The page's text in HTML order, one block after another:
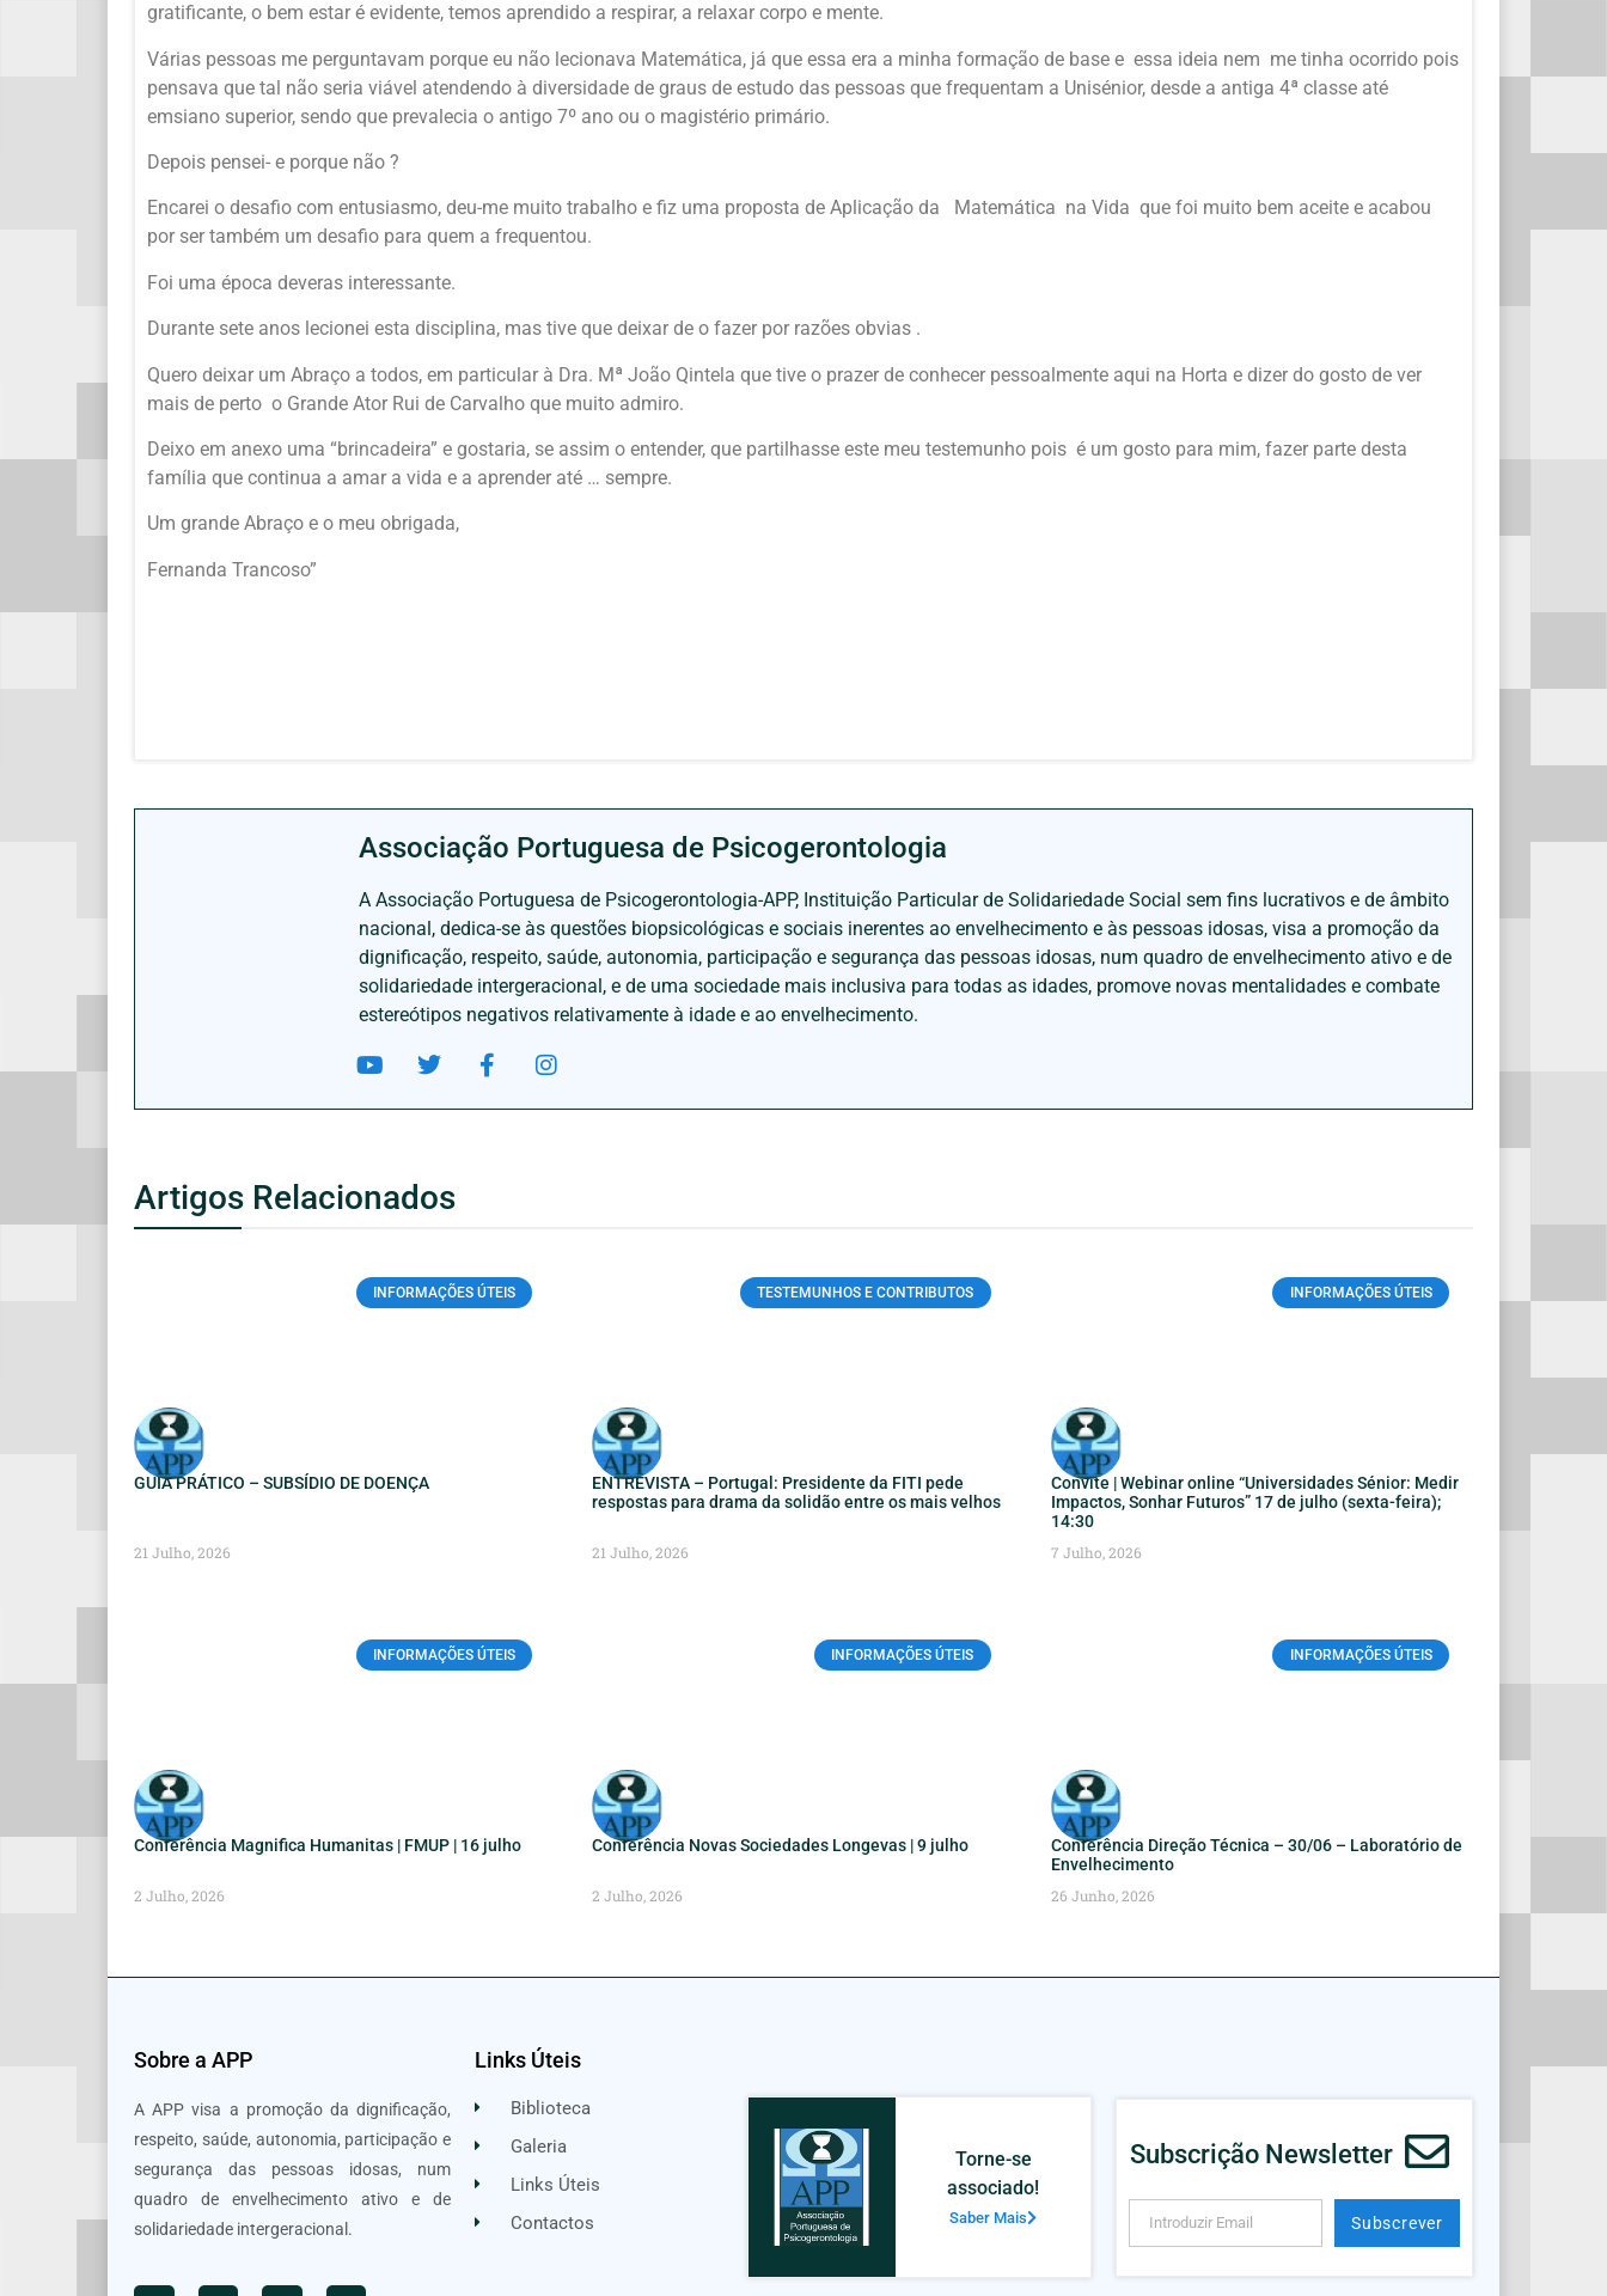
gratificante, o bem estar é evidente, temos aprendido a respirar, a relaxar corpo e mente.
Várias pessoas me perguntavam porque eu não lecionava Matemática, já que essa era a minha formação de base e essa ideia nem me tinha ocorrido pois
pensava que tal não seria viável atendendo à diversidade de graus de estudo das pessoas que frequentam a Unisénior, desde a antiga 4ª classe até
emsiano superior, sendo que prevalecia o antigo 7º ano ou o magistério primário.
Depois pensei- e porque não ?
Encarei o desafio com entusiasmo, deu-me muito trabalho e fiz uma proposta de Aplicação da Matemática na Vida que foi muito bem aceite e acabou
por ser também um desafio para quem a frequentou.
Foi uma época deveras interessante.
Durante sete anos lecionei esta disciplina, mas tive que deixar de o fazer por razões obvias .
Quero deixar um Abraço a todos, em particular à Dra. Mª João Qintela que tive o prazer de conhecer pessoalmente aqui na Horta e dizer do gosto de ver
mais de perto o Grande Ator Rui de Carvalho que muito admiro.
Deixo em anexo uma “brincadeira” e gostaria, se assim o entender, que partilhasse este meu testemunho pois é um gosto para mim, fazer parte desta
família que continua a amar a vida e a aprender até … sempre.
Um grande Abraço e o meu obrigada,
Fernanda Trancoso”
Associação Portuguesa de Psicogerontologia
A Associação Portuguesa de Psicogerontologia-APP, Instituição Particular de Solidariedade Social sem fins lucrativos e de âmbito
nacional, dedica-se às questões biopsicológicas e sociais inerentes ao envelhecimento e às pessoas idosas, visa a promoção da
dignificação, respeito, saúde, autonomia, participação e segurança das pessoas idosas, num quadro de envelhecimento ativo e de
solidariedade intergeracional, e de uma sociedade mais inclusiva para todas as idades, promove novas mentalidades e combate
estereótipos negativos relativamente à idade e ao envelhecimento.
Artigos Relacionados
INFORMAÇÕES ÚTEIS
GUIA PRÁTICO – SUBSÍDIO DE DOENÇA
21 Julho, 2026
TESTEMUNHOS E CONTRIBUTOS
ENTREVISTA – Portugal: Presidente da FITI pede
respostas para drama da solidão entre os mais velhos
21 Julho, 2026
INFORMAÇÕES ÚTEIS
Convite | Webinar online “Universidades Sénior: Medir
Impactos, Sonhar Futuros” 17 de julho (sexta-feira);
14:30
7 Julho, 2026
INFORMAÇÕES ÚTEIS
Conferência Magnifica Humanitas | FMUP | 16 julho
2 Julho, 2026
INFORMAÇÕES ÚTEIS
Conferência Novas Sociedades Longevas | 9 julho
2 Julho, 2026
INFORMAÇÕES ÚTEIS
Conferência Direção Técnica – 30/06 – Laboratório de
Envelhecimento
26 Junho, 2026
Sobre a APP
A APP visa a promoção da dignificação,
respeito, saúde, autonomia, participação e
segurança das pessoas idosas, num
quadro de envelhecimento ativo e de
solidariedade intergeracional.
Links Úteis
Biblioteca
Galeria
Links Úteis
Contactos
Torne-se
associado!
Saber Mais
Subscrição Newsletter
Subscrever